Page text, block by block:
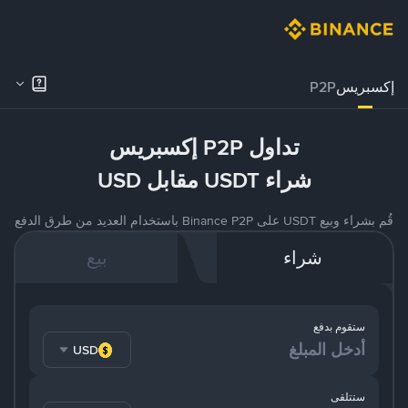
إكسبريسP2P
تداول P2P إكسبريس
شراء USDT مقابل USD
قُم بشراء وبيع USDT على Binance P2P باستخدام العديد من طرق الدفع
شراء بيع
ستقوم بدفع
USD
ستتلقى